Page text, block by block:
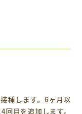
種します。6ヶ月以
目を追加します。